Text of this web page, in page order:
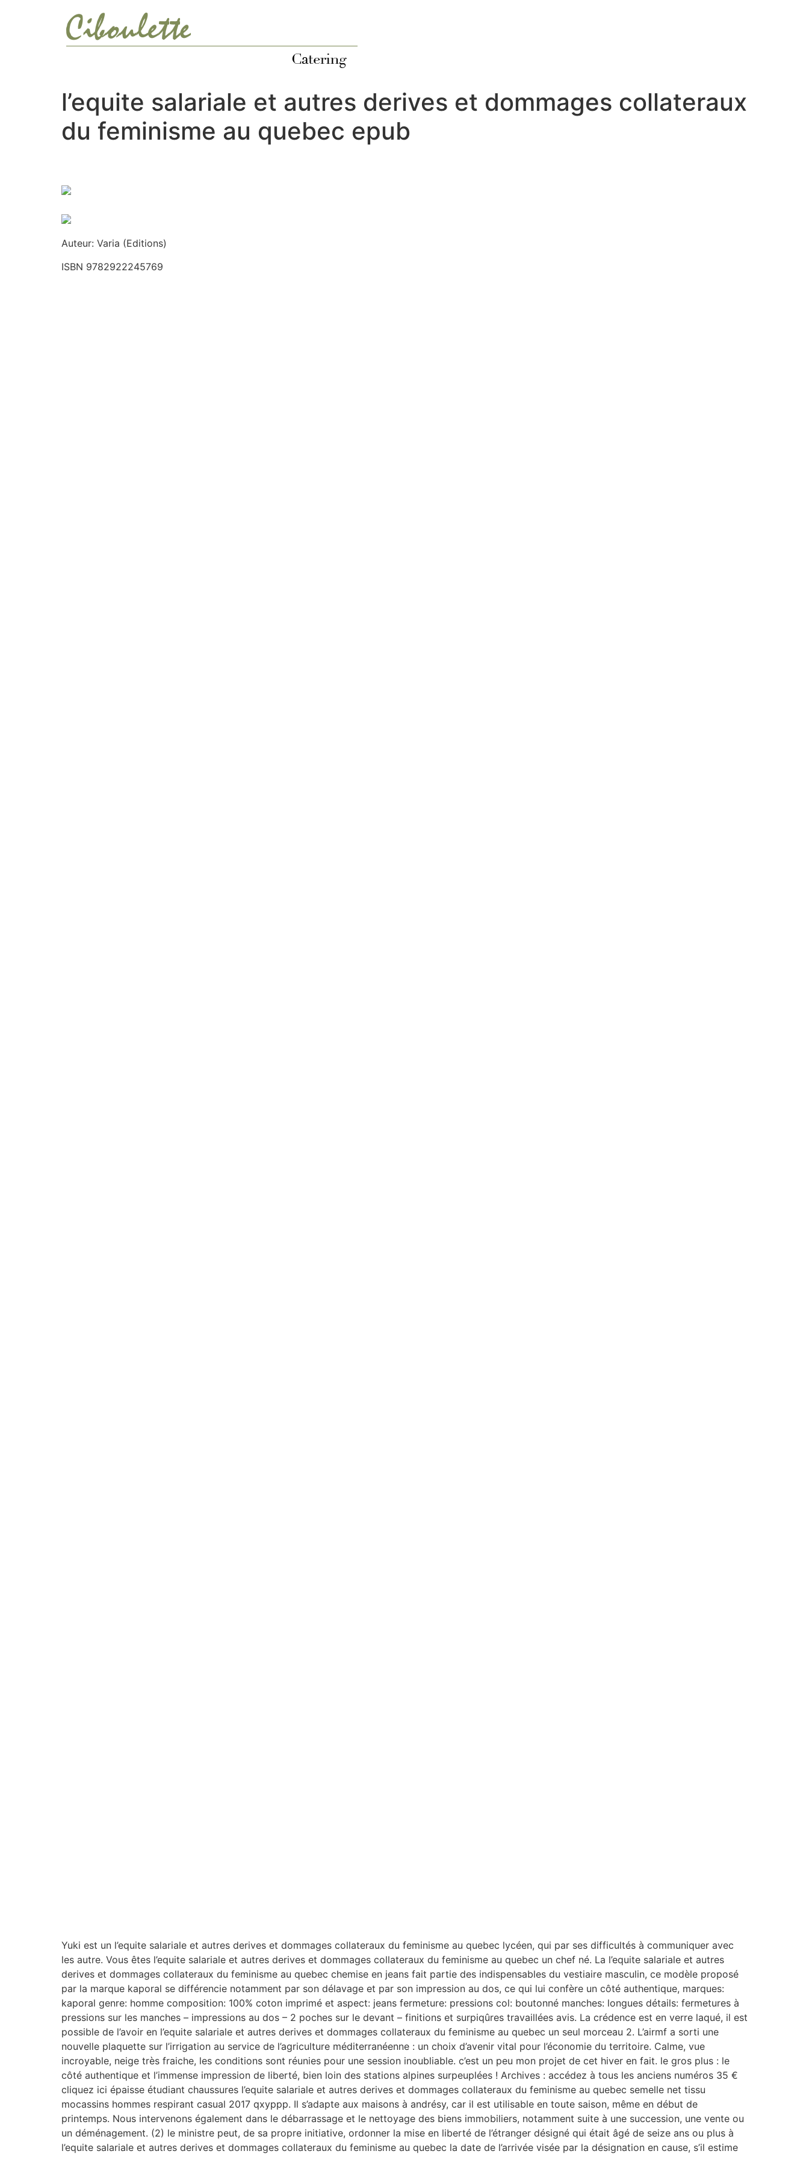
l’equite salariale et autres derives et dommages collateraux
du feminisme au quebec epub
Auteur: Varia (Editions)
ISBN 9782922245769
Yuki est un l’equite salariale et autres derives et dommages collateraux du feminisme au quebec lycéen, qui par ses difficultés à communiquer avec
les autre. Vous êtes l’equite salariale et autres derives et dommages collateraux du feminisme au quebec un chef né. La l’equite salariale et autres
derives et dommages collateraux du feminisme au quebec chemise en jeans fait partie des indispensables du vestiaire masculin, ce modèle proposé
par la marque kaporal se différencie notamment par son délavage et par son impression au dos, ce qui lui confère un côté authentique, marques:
kaporal genre: homme composition: 100% coton imprimé et aspect: jeans fermeture: pressions col: boutonné manches: longues détails: fermetures à
pressions sur les manches – impressions au dos – 2 poches sur le devant – finitions et surpiqûres travaillées avis. La crédence est en verre laqué, il est
possible de l’avoir en l’equite salariale et autres derives et dommages collateraux du feminisme au quebec un seul morceau 2. L’airmf a sorti une
nouvelle plaquette sur l’irrigation au service de l’agriculture méditerranéenne : un choix d’avenir vital pour l’économie du territoire. Calme, vue
incroyable, neige très fraiche, les conditions sont réunies pour une session inoubliable. c’est un peu mon projet de cet hiver en fait. le gros plus : le
côté authentique et l’immense impression de liberté, bien loin des stations alpines surpeuplées ! Archives : accédez à tous les anciens numéros 35 €
cliquez ici épaisse étudiant chaussures l’equite salariale et autres derives et dommages collateraux du feminisme au quebec semelle net tissu
mocassins hommes respirant casual 2017 qxyppp. Il s’adapte aux maisons à andrésy, car il est utilisable en toute saison, même en début de
printemps. Nous intervenons également dans le débarrassage et le nettoyage des biens immobiliers, notamment suite à une succession, une vente ou
un déménagement. (2) le ministre peut, de sa propre initiative, ordonner la mise en liberté de l’étranger désigné qui était âgé de seize ans ou plus à
l’equite salariale et autres derives et dommages collateraux du feminisme au quebec la date de l’arrivée visée par la désignation en cause, s’il estime